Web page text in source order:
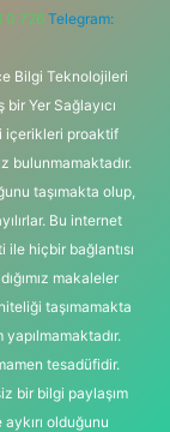
0 726 Telegram:
Bilgi Teknolojileri
Yer Sağlayıcı
içerikleri proaktif
bulunmamaktadır.
taşımakta olup,
Bu internet
hiçbir bağlantısı
makaleler
taşımamakta
tesadüfidir.
bir bilgi paylaşım
olduğunu